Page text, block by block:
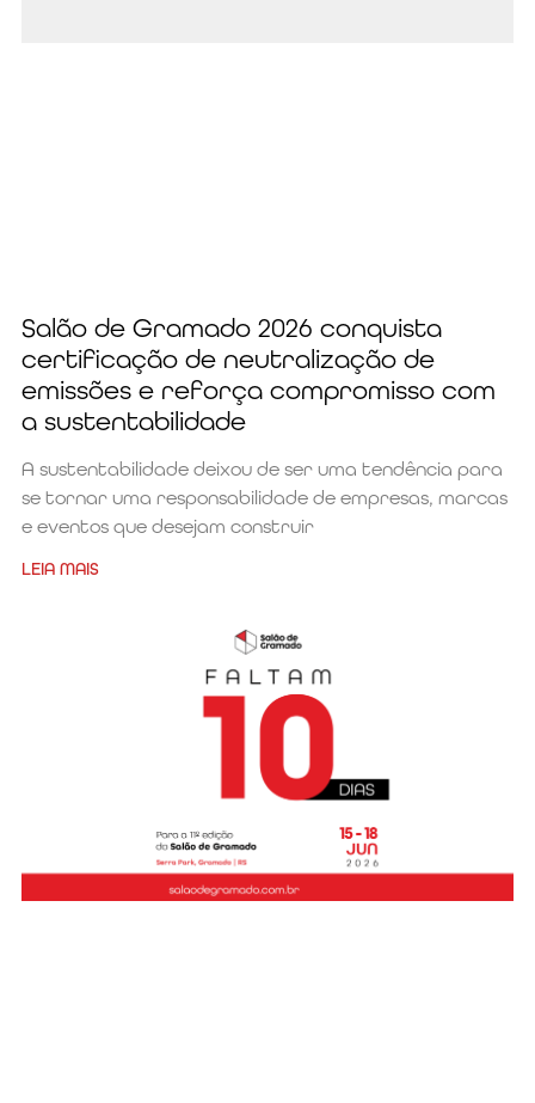
Salão de Gramado 2026 conquista
certificação de neutralização de
emissões e reforça compromisso com
a sustentabilidade
A sustentabilidade deixou de ser uma tendência para
se tornar uma responsabilidade de empresas, marcas
e eventos que desejam construir
LEIA MAIS